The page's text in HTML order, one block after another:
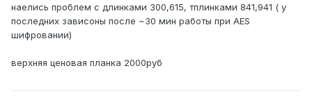
наелись проблем с длинками 300,615, тплинками 841,941 ( у
последних зависоны после ~30 мин работы при AES
шифровании)
верхняя ценовая планка 2000руб